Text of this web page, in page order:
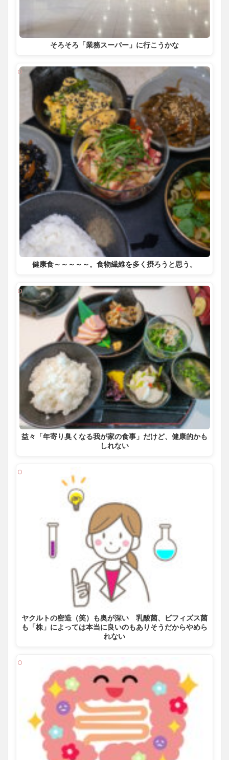
そろそろ「業務スーパー」に行こうかな
健康食～～～～～。食物繊維を多く摂ろうと思う。
益々「年寄り臭くなる我が家の食事」だけど、健康的かも
しれない
ヤクルトの密造（笑）も奥が深い 乳酸菌、ビフィズス菌
も「株」によっては本当に良いのもありそうだからやめら
れない